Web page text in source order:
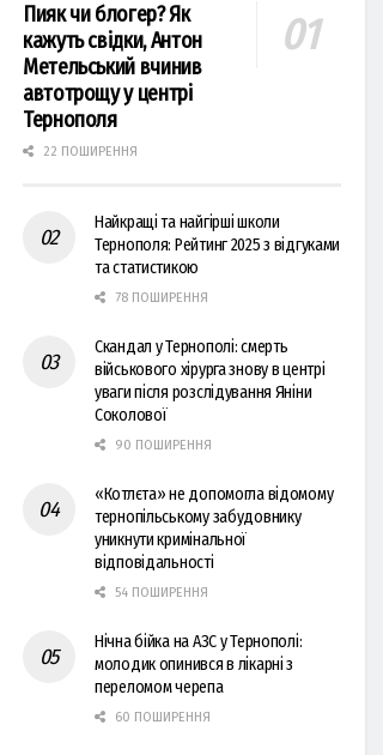
Пияк чи блогер? Як
кажуть свідки, Антон
Метельський вчинив
автотрощу у центрі
Тернополя
22 ПОШИРЕННЯ
Найкращі та найгірші школи
Тернополя: Рейтинг 2025 з відгуками
та статистикою
78 ПОШИРЕННЯ
Скандал у Тернополі: смерть
військового хірурга знову в центрі
уваги після розслідування Яніни
Соколової
90 ПОШИРЕННЯ
«Котлєта» не допомогла відомому
тернопільському забудовнику
уникнути кримінальної
відповідальності
54 ПОШИРЕННЯ
Нічна бійка на АЗС у Тернополі:
молодик опинився в лікарні з
переломом черепа
60 ПОШИРЕННЯ